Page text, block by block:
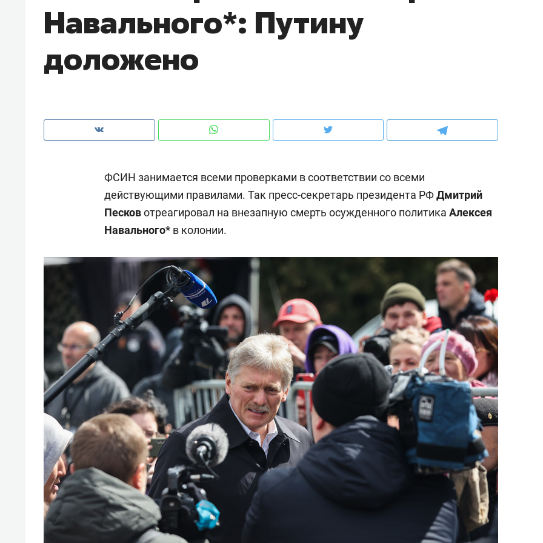
Навального*: Путину
доложено
ФСИН занимается всеми проверками в соответствии со всеми
действующими правилами. Так пресс-секретарь президента РФДмитрий
Песковотреагировал на внезапную смерть осужденного политика Алексея
Навального* в колонии.
рынки, почему надо знать аксакалов и
чем интересен Оман?
клиентах и чудных запросах мастеров
стал Меккой для любителей
Рекомендуем
когда человек не считает
свою сверхнагрузку
стрессом»
с мебелью за 2
для меня это